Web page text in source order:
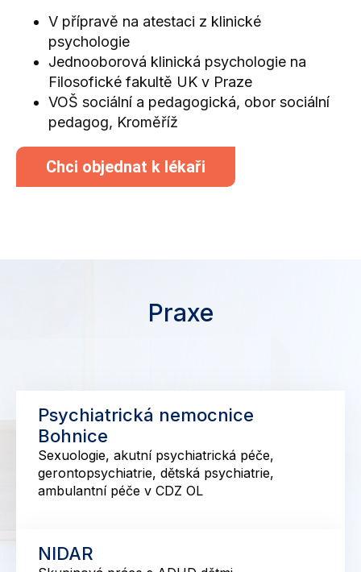
V přípravě na atestaci z klinické
psychologie
Jednooborová klinická psychologie na
Filosofické fakultě UK v Praze
VOŠ sociální a pedagogická, obor sociální
pedagog, Kroměříž
Chci objednat k lékaři
Praxe
Psychiatrická nemocnice
Bohnice
Sexuologie, akutní psychiatrická péče,
gerontopsychiatrie, dětská psychiatrie,
ambulantní péče v CDZ OL
NIDAR